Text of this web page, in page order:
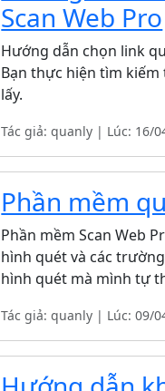
Scan Web Pro
Hướng dẫn chọn link
Bạn thực hiện tìm
lấy.
Tác giả: quanly | Lúc: 16/
Phần mềm
Phần mềm Scan Web
hình quét và các
hình quét mà mình tự
Tác giả: quanly | Lúc: 09/